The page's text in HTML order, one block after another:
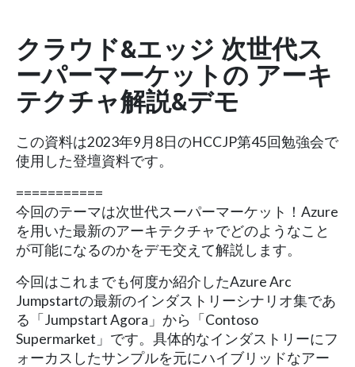
クラウド&エッジ 次世代ス
ーパーマーケットの アーキ
テクチャ解説&デモ
この資料は2023年9月8日のHCCJP第45回勉強会で
使用した登壇資料です。
===========
今回のテーマは次世代スーパーマーケット！Azure
を用いた最新のアーキテクチャでどのようなこと
が可能になるのかをデモ交えて解説します。
今回はこれまでも何度か紹介したAzure Arc
Jumpstartの最新のインダストリーシナリオ集であ
る「Jumpstart Agora」から「Contoso
Supermarket」です。具体的なインダストリーにフ
ォーカスしたサンプルを元にハイブリッドなアー